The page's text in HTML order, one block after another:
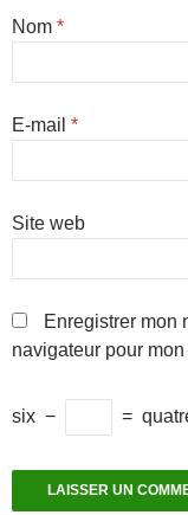
Nom *
E-mail *
Site web
Enregistrer mon
navigateur pour
six − =